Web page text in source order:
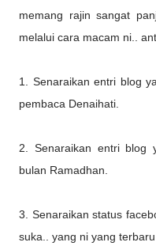
memang rajin sangat
melalui cara macam ni..
1. Senaraikan entri blog
pembaca Denaihati.
2. Senaraikan entri blog
bulan Ramadhan.
3. Senaraikan status
suka.. yang ni yang terbaru